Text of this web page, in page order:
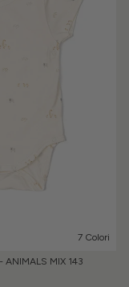
7 Colori
MIX 143